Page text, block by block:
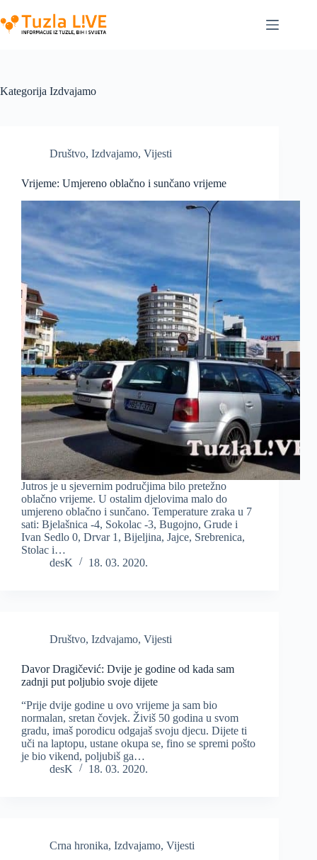
to
content
Kategorija Izdvajamo
Društvo, Izdvajamo, Vijesti
Vrijeme: Umjereno oblačno i sunčano vrijeme
Jutros je u sjevernim područjima bilo pretežno
oblačno vrijeme. U ostalim djelovima malo do
umjereno oblačno i sunčano. Temperature zraka u 7
sati: Bjelašnica -4, Sokolac -3, Bugojno, Grude i
Ivan Sedlo 0, Drvar 1, Bijeljina, Jajce, Srebrenica,
Stolac i…
desK
18. 03. 2020.
Društvo, Izdvajamo, Vijesti
Davor Dragičević: Dvije je godine od kada sam
zadnji put poljubio svoje dijete
“Prije dvije godine u ovo vrijeme ja sam bio
normalan, sretan čovjek. Živiš 50 godina u svom
gradu, imaš porodicu odgajaš svoju djecu. Dijete ti
uči na laptopu, ustane okupa se, fino se spremi pošto
je bio vikend, poljubiš ga…
desK
18. 03. 2020.
Crna hronika, Izdvajamo, Vijesti